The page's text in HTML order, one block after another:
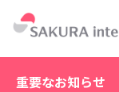
重要なお知らせ